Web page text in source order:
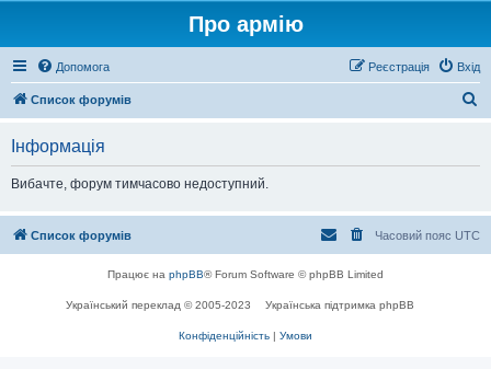
Про армію
Допомога Вхід
Реєстрація
Список форумів
Інформація
Вибачте, форум тимчасово недоступний.
Список форумів Часовий пояс UTC
Працює на phpBB® Forum Software © phpBB Limited
Український переклад © 2005-2023 Українська підтримка phpBB
Конфіденційність | Умови